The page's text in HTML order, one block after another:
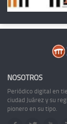
NOSOTROS
Periódico digital en
ciudad Juárez y su
pionero en su tipo.